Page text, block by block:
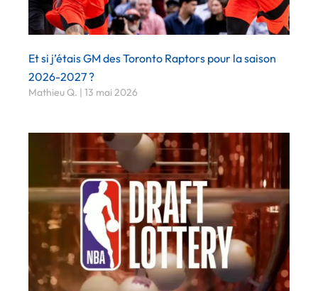
Et si j’étais GM des Toronto Raptors pour la saison
2026-2027 ?
Mathieu Q. 13 mai 2026